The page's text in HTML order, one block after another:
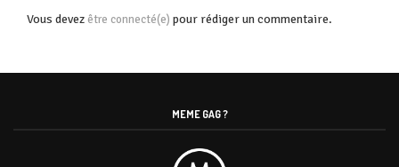
Vous devez être connecté(e) pour rédiger un commentaire.
MEME GAG ?